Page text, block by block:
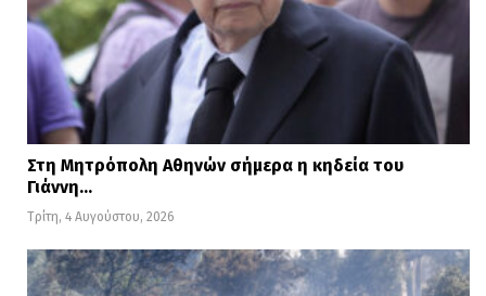
ΜΕΣΗΜΕΡΙ
YES
6,3% 4,2%
ΑΠΟΓΕΥΜΑΤΙΝΗ ΖΩΝΗ
STILL
Στη Μητρόπολη Αθηνών σήμερα η κηδεία του
Γιάννη…
Τρίτη, 4 Αυγούστου, 2026